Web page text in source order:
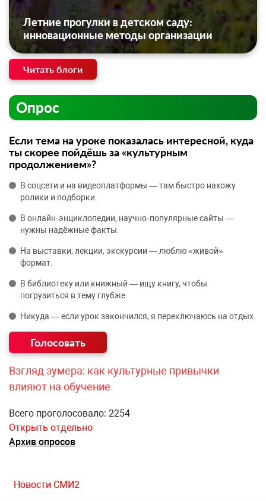
Летние прогулки в детском саду:
инновационные методы организации
Читать блоги
Опрос
Если тема на уроке показалась интересной, куда
ты скорее пойдёшь за «культурным
продолжением»?
В соцсети и на видеоплатформы — там быстро нахожу
ролики и подборки.
В онлайн‑энциклопедии, научно‑популярные сайты —
нужны надёжные факты.
На выставки, лекции, экскурсии — люблю «живой»
формат.
В библиотеку или книжный — ищу книгу, чтобы
погрузиться в тему глубже.
Никуда — если урок закончился, я переключаюсь на отдых.
Взгляд зумера: как культурные привычки
влияют на обучение
Всего проголосовало: 2254
Открыть отдельно
Архив опросов
Новости СМИ2